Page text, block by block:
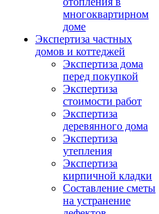
многоквартирном
доме
Экспертиза частных
домов и коттеджей
Экспертиза дома
перед покупкой
Экспертиза
стоимости работ
Экспертиза
деревянного дома
Экспертиза
утепления
Экспертиза
кирпичной кладки
Составление сметы
на устранение